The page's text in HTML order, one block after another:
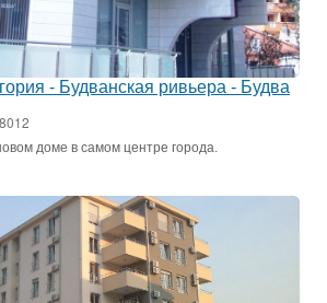
- Будванская ривьера - Будва
доме в самом центре города.